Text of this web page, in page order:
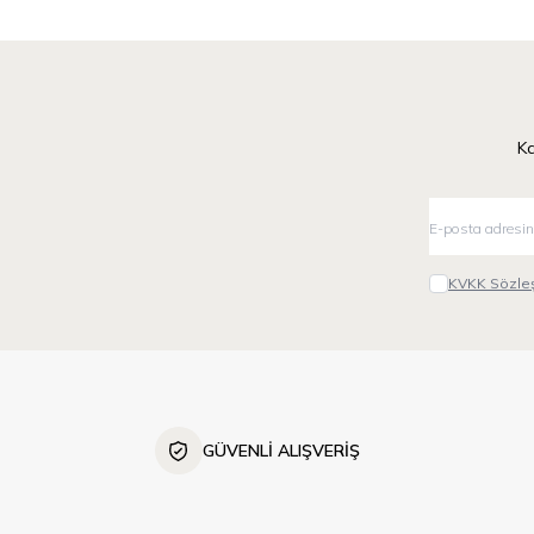
KVKK
GÜVENLİ ALIŞVERİŞ